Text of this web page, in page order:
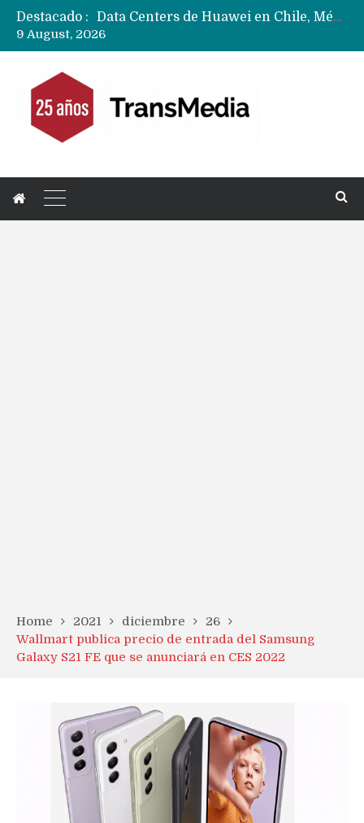
Destacado :
Data Centers de Huawei en Chile, México, Brasil,Perú y Argentina podrían verse afectados por arremetida de EE.UU
9 August, 2026
Home 2021 diciembre
26
Wallmart publica precio de entrada del Samsung
Galaxy S21 FE que se anunciará en CES 2022